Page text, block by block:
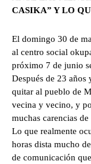
CASIKA” Y LO
El domingo 30 de
al centro social
próximo 7 de junio
Después de 23 años
quitar al pueblo de
vecina y vecino, y
muchas carencias
Lo que realmente
horas dista mucho
de comunicación